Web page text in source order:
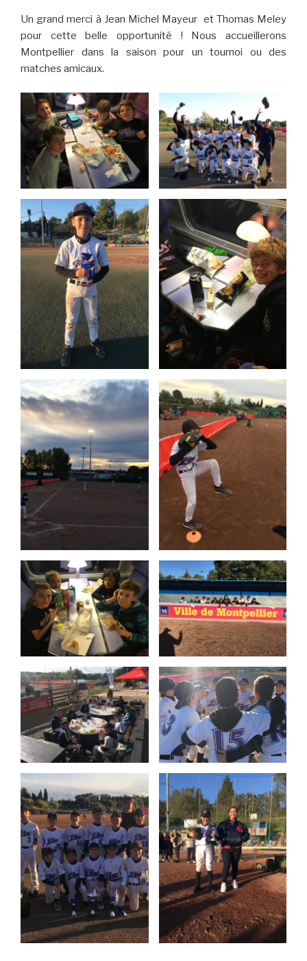
Un grand merci à Jean Michel Mayeur et Thomas Meley
pour cette belle opportunité ! Nous accueillerons
Montpellier dans la saison pour un tournoi ou des
matches amicaux.